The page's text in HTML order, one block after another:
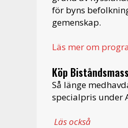
för byns
gemenskap.
Läs mer om
Köp
Så länge
specialpris under
Läs också